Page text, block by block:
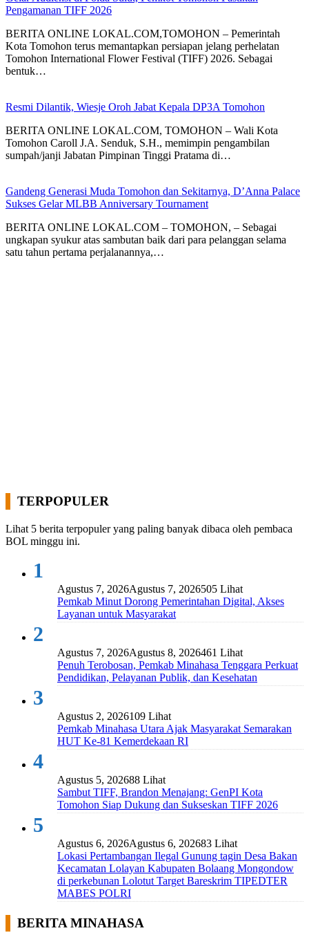
Pengamanan TIFF 2026
BERITA ONLINE LOKAL.COM,TOMOHON – Pemerintah
Kota Tomohon terus memantapkan persiapan jelang perhelatan
Tomohon International Flower Festival (TIFF) 2026. Sebagai
bentuk…
Resmi Dilantik, Wiesje Oroh Jabat Kepala DP3A Tomohon
BERITA ONLINE LOKAL.COM, TOMOHON – Wali Kota
Tomohon Caroll J.A. Senduk, S.H., memimpin pengambilan
sumpah/janji Jabatan Pimpinan Tinggi Pratama di…
Gandeng Generasi Muda Tomohon dan Sekitarnya, D’Anna Palace
Sukses Gelar MLBB Anniversary Tournament
BERITA ONLINE LOKAL.COM – TOMOHON, – Sebagai
ungkapan syukur atas sambutan baik dari para pelanggan selama
satu tahun pertama perjalanannya,…
TERPOPULER
Lihat 5 berita terpopuler yang paling banyak dibaca oleh pembaca
BOL minggu ini.
1
Agustus 7, 2026Agustus 7, 2026505 Lihat
Pemkab Minut Dorong Pemerintahan Digital, Akses
Layanan untuk Masyarakat
2
Agustus 7, 2026Agustus 8, 2026461 Lihat
Penuh Terobosan, Pemkab Minahasa Tenggara Perkuat
Pendidikan, Pelayanan Publik, dan Kesehatan
3
Agustus 2, 2026109 Lihat
Pemkab Minahasa Utara Ajak Masyarakat Semarakan
HUT Ke-81 Kemerdekaan RI
4
Agustus 5, 202688 Lihat
Sambut TIFF, Brandon Menajang: ​GenPI Kota
Tomohon Siap Dukung dan Sukseskan TIFF 2026
5
Agustus 6, 2026Agustus 6, 202683 Lihat
Lokasi Pertambangan Ilegal Gunung tagin Desa Bakan
Kecamatan Lolayan Kabupaten Bolaang Mongondow
di perkebunan Lolotut Target Bareskrim TIPEDTER
MABES POLRI
BERITA MINAHASA